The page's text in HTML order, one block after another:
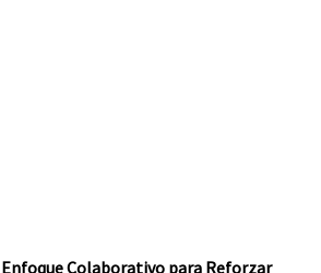
Colaborativo para Reforzar